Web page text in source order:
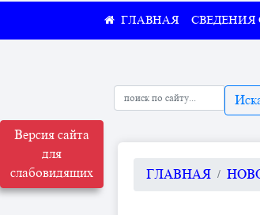
Версия сайта
для
слабовидящих
СВЕДЕНИЯ
ГЛАВНАЯ